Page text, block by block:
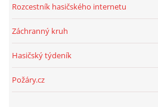
Rozcestník hasičského internetu
Záchranný kruh
Hasičský týdeník
Požáry.cz